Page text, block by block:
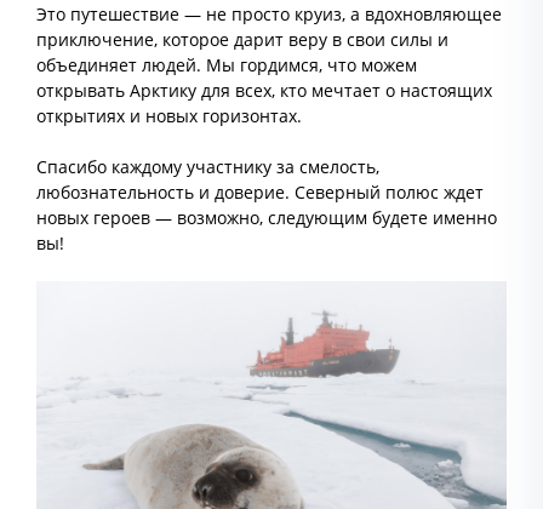
Это путешествие — не просто круиз, а вдохновляющее
приключение, которое дарит веру в свои силы и
объединяет людей. Мы гордимся, что можем
открывать Арктику для всех, кто мечтает о настоящих
открытиях и новых горизонтах.
Спасибо каждому участнику за смелость,
любознательность и доверие. Северный полюс ждет
новых героев — возможно, следующим будете именно
вы!